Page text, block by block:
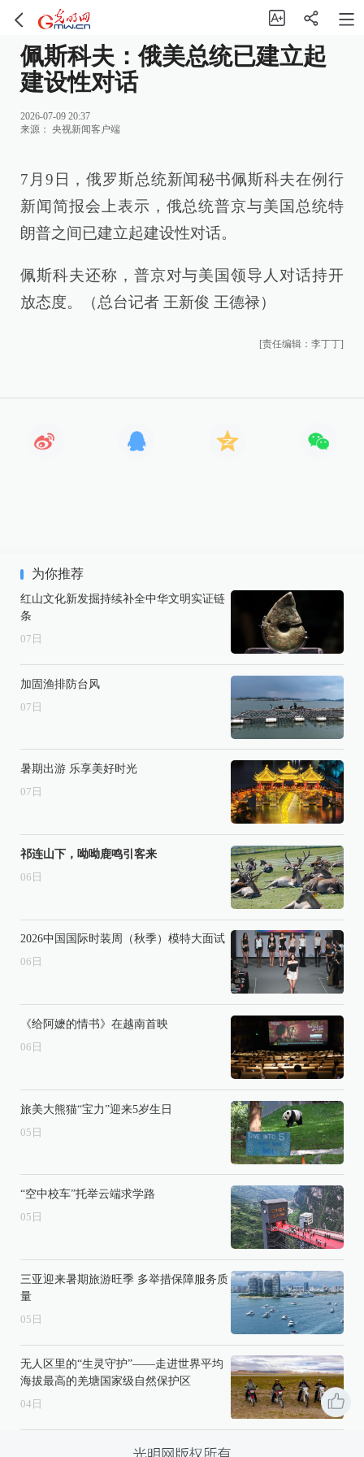
佩斯科夫：俄美总统已建立起
建设性对话
2026-07-09 20:37
来源： 央视新闻客户端
7月9日，俄罗斯总统新闻秘书佩斯科夫在例行
新闻简报会上表示，俄总统普京与美国总统特
朗普之间已建立起建设性对话。
佩斯科夫还称，普京对与美国领导人对话持开
放态度。（总台记者 王新俊 王德禄）
[责任编辑：李丁丁]
为你推荐
红山文化新发掘持续补全中华文明实证链
条
07 日
加固渔排防台风
07 日
暑期出游 乐享美好时光
07 日
祁连山下，呦呦鹿鸣引客来
06 日
2026中国国际时装周（秋季）模特大面试
06 日
《给阿嬷的情书》在越南首映
06 日
旅美大熊猫“宝力”迎来5岁生日
05 日
“空中校车”托举云端求学路
05 日
三亚迎来暑期旅游旺季 多举措保障服务质
量
05 日
无人区里的“生灵守护”——走进世界平均
海拔最高的羌塘国家级自然保护区
04 日